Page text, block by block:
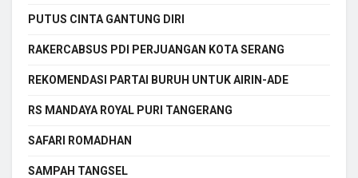
PUTUS CINTA GANTUNG DIRI
RAKERCABSUS PDI PERJUANGAN KOTA SERANG
REKOMENDASI PARTAI BURUH UNTUK AIRIN-ADE
RS MANDAYA ROYAL PURI TANGERANG
SAFARI ROMADHAN
SAMPAH TANGSEL